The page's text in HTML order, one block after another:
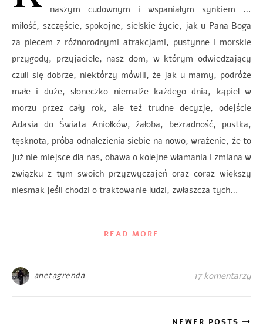
naszym cudownym i wspaniałym synkiem …
miłość, szczęście, spokojne, sielskie życie, jak u Pana Boga
za piecem z różnorodnymi atrakcjami, pustynne i morskie
przygody, przyjaciele, nasz dom, w którym odwiedzający
czuli się dobrze, niektórzy mówili, że jak u mamy, podróże
małe i duże, słoneczko niemalże każdego dnia, kąpiel w
morzu przez cały rok, ale też trudne decyzje, odejście
Adasia do Świata Aniołków, żałoba, bezradność, pustka,
tęsknota, próba odnalezienia siebie na nowo, wrażenie, że to
już nie miejsce dla nas, obawa o kolejne włamania i zmiana w
związku z tym swoich przyzwyczajeń oraz coraz większy
niesmak jeśli chodzi o traktowanie ludzi, zwłaszcza tych…
READ MORE
anetagrenda 17 komentarzy
NEWER POSTS